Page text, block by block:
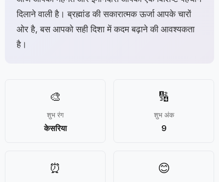
दिलाने वाली है। ब्रह्मांड की सकारात्मक ऊर्जा आपके चारों
ओर है, बस आपको सही दिशा में कदम बढ़ाने की आवश्यकता
है।
🎨
शुभ रंग
केसरिया
🔢
शुभ अंक
9
⏰ 😊